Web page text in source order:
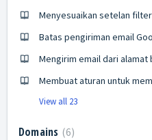
Menyesuaikan setelan
Batas pengiriman email
Mengirim email dari alamat
Membuat aturan untuk
View all 23
Domains 6